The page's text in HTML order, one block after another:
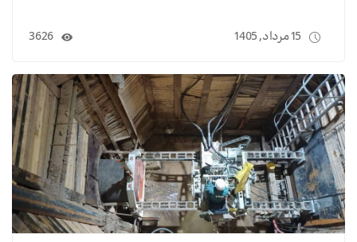
15 مرداد, 1405 3626